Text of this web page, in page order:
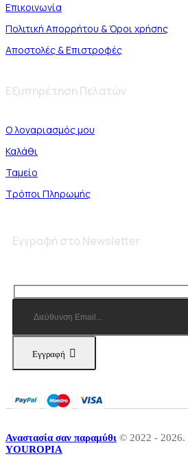
Επικοινωνία
Πολιτική Απορρήτου & Όροι χρήσης
Αποστολές & Επιστροφές
Εξυπηρέτηση Πελατών
Ο λογαριασμός μου
Καλάθι
Ταμείο
Τρόποι Πληρωμής
Εγγραφή στο Newsletter
Εγγραφή
Αναστασία σαν παραμύθι © 2022 - 2026.
YOUROPIA